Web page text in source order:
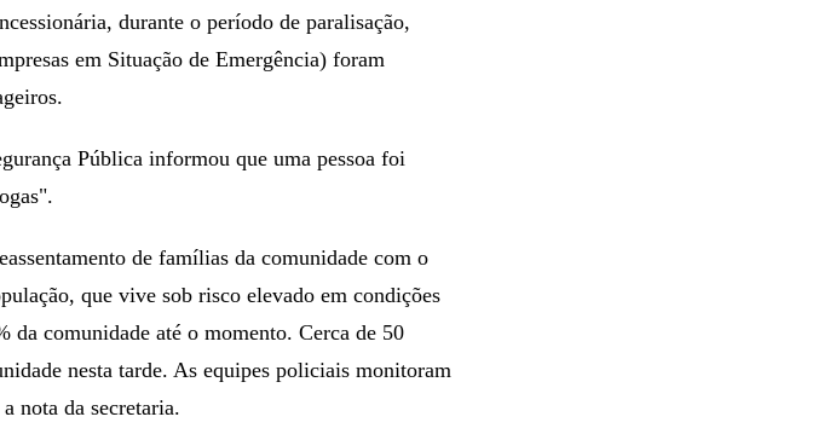
durante o período de paralisação,
em Situação de Emergência) foram
Pública informou que uma pessoa foi
de famílias da comunidade com o
que vive sob risco elevado em condições
da comunidade até o momento. Cerca de 50
nesta tarde. As equipes policiais monitoram
nota da secretaria.